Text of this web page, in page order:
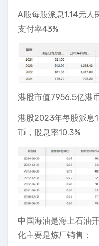
A股每股派息1.14元人
支付率43%
港股市值7956.5亿港
港股2023年每股派息
币，股息率10.3%
中国海油是海上石油
化主要是炼厂销售；